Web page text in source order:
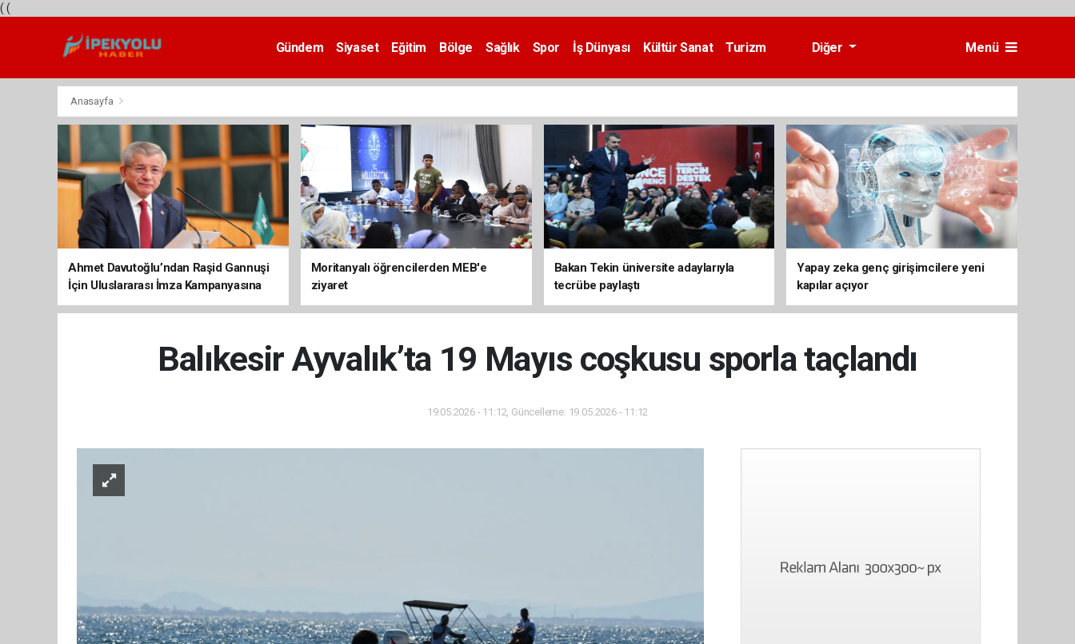
( (
Gündem Siyaset Eğitim Bölge Sağlık Spor İş Dünyası Kültür Sanat
Turizm
Diğer Menü
Anasayfa
Ahmet Davutoğlu’ndan Raşid Gannuşi
İçin Uluslararası İmza Kampanyasına
Destek
Moritanyalı öğrencilerden MEB'e
ziyaret
Bakan Tekin üniversite adaylarıyla
tecrübe paylaştı
Yapay zeka genç girişimcilere yeni
kapılar açıyor
Balıkesir Ayvalık’ta 19 Mayıs coşkusu sporla taçlandı
19.05.2026 - 11:12, Güncelleme: 19.05.2026 - 11:12